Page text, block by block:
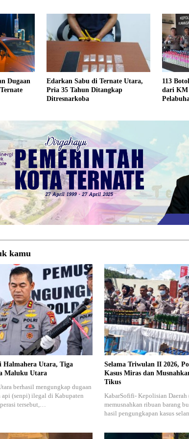
Dugaan
Edarkan Sabu di Ternate Utara,
Pria 35 Tahun Ditangkap
Ditresnarkoba
113
dari KM
kamu
Halmahera Utara, Tiga
Maluku Utara
berhasil mengungkap dugaan
api (senpi) ilegal di Kabupaten
tersebut,…
Selama Triwulan II 2026,
Kasus Miras dan
Tikus
KabarSofifi- Kepolisian
memusnahkan ribuan barang
hasil pengungkapan kasus